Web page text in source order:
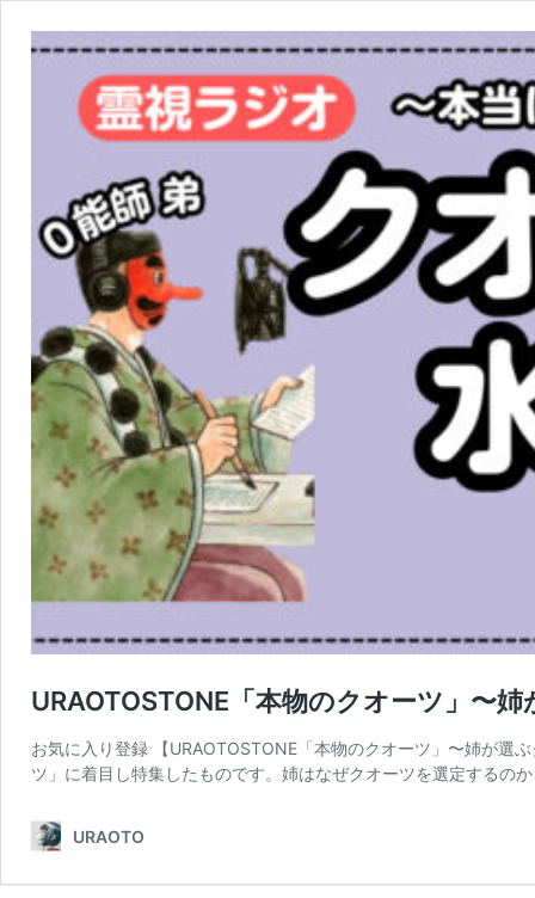
URAOTOSTONE「本物のクオーツ」〜
お気に入り登録 【URAOTOSTONE「本物のクオーツ」〜姉が選
ツ」に着目し特集したものです。姉はなぜクオーツを選定するの
URAOTO